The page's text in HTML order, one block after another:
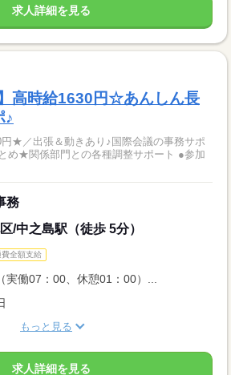
求人詳細を見る
高時給1630円☆あんしん長
♪
★／出張＆動きあり♪国際会議の事務サポ
★関係部門との各種調整サポート ●参加
務
/中之島駅（徒歩 5分）
費全額支給
働07：00、休憩01：00）...
もっと見る
求人詳細を見る